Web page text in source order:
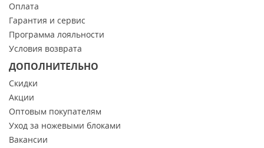
Оплата
Гарантия и сервис
Программа лояльности
Условия возврата
ДОПОЛНИТЕЛЬНО
Скидки
Акции
Оптовым покупателям
Уход за ножевыми блоками
Вакансии